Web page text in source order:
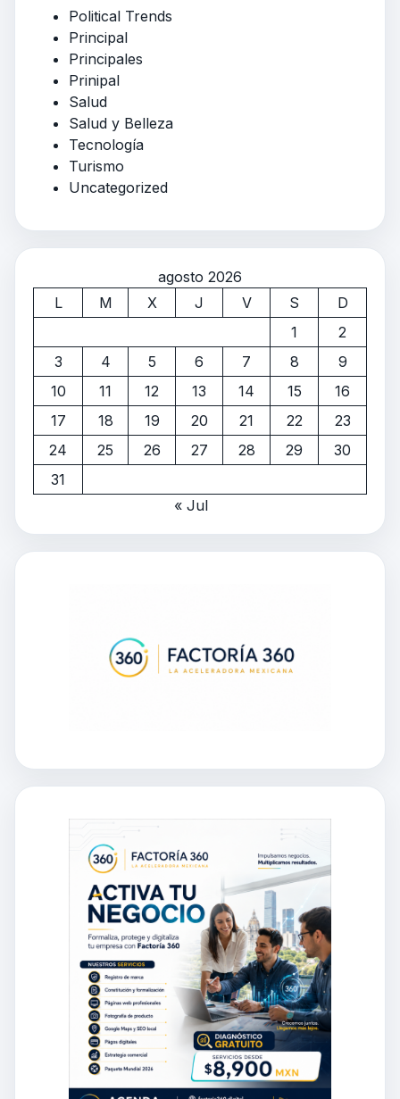
Political Trends
Principal
Principales
Prinipal
Salud
Salud y Belleza
Tecnología
Turismo
Uncategorized
agosto 2026
L
M X J V S
D
1
2
3
4 5 6 7 8
9
10
11 12 13 14 15
16
17
18 19 20 21 22
23
24
25 26 27 28 29
30
31
« Jul